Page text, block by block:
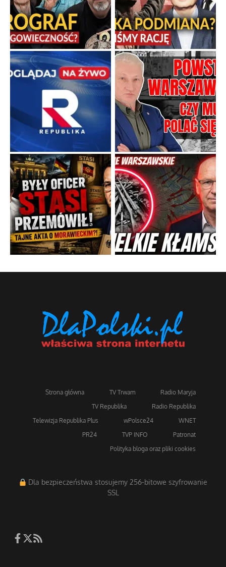
Strona główna TV Trwam
Radio Maryja
TV Republika
Radio Republika
Telewizja Republika Plus
wPolsce24
WNET
PR24
TVP INFO
Patronat
Polityka bloga oraz pliki cookies
Dla bezpieczeństwa stosujemy 256-bitowe szyfrowanie
SSL